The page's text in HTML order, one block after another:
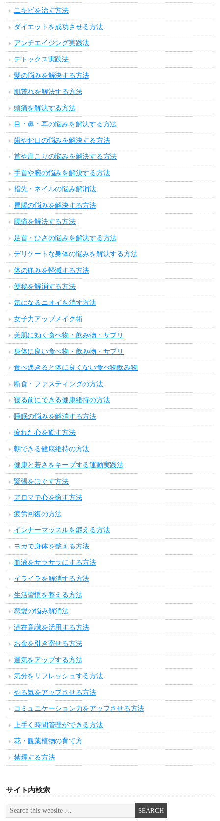
ニキビを治す方法
ダイエットを成功させる方法
アンチエイジング実践法
デトックス実践法
髪の悩みを解決する方法
肌荒れを解決する方法
頭痛を解決する方法
目・鼻・耳の悩みを解決する方法
歯やお口の悩みを解決する方法
首や肩こりの悩みを解決する方法
手首や腕の悩みを解決する方法
指先・ネイルの悩み解消法
胃腸の悩みを解決する方法
腰痛を解決する方法
足首・ひざの悩みを解決する方法
デリケートな身体の悩みを解決する方法
体の痛みを軽減する方法
便秘を解消する方法
気になるニオイを消す方法
女子力アップメイク術
美肌に効く食べ物・飲み物・サプリ
身体に良い食べ物・飲み物・サプリ
食べ過ぎると体に良くない食べ物飲み物
断食・ファスティングの方法
寝る前にできる健康維持の方法
睡眠の悩みを解消する方法
疲れた心を癒す方法
朝できる健康維持の方法
健康と若さをキープする運動実践法
緊張をほぐす方法
アロマで心を癒す方法
疲労回復の方法
インナーマッスルを鍛える方法
ヨガで身体を整える方法
血液をサラサラにする方法
イライラを解消する方法
生活習慣を整える方法
恋愛の悩み解消法
潜在意識を活用する方法
お金を引き寄せる方法
運気をアップする方法
気分をリフレッシュする方法
やる気をアップさせる方法
コミュニケーション力をアップさせる方法
上手く時間管理ができる方法
花・観葉植物の育て方
禁煙する方法
サイト内検索